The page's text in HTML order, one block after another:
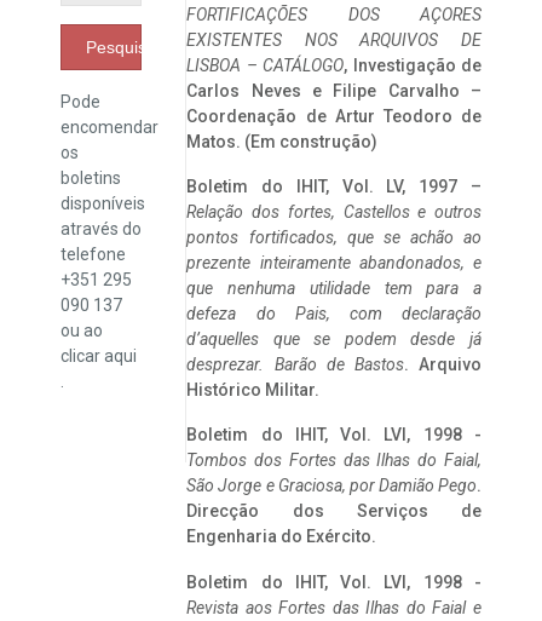
Pesquisar
Pode
encomendar
os
boletins
disponíveis
através do
telefone
+351 295
090 137
ou ao
clicaraqui
FORTIFICAÇÕES DOS AÇORES
EXISTENTES NOS ARQUIVOS DE
LISBOA – CATÁLOGO, Investigação de
Carlos Neves e Filipe Carvalho –
Coordenação de Artur Teodoro de
Matos. (Em construção)
Boletim do IHIT, Vol. LV, 1997 –
Relação dos fortes, Castellos e outros
pontos fortificados, que se achão ao
prezente inteiramente abandonados, e
que nenhuma utilidade tem para a
defeza do Pais, com declaração
d’aquelles que se podem desde já
desprezar. Barão de Bastos. Arquivo
Histórico Militar.
Boletim do IHIT, Vol. LVI, 1998 -
Tombos dos Fortes das Ilhas do Faial,
São Jorge e Graciosa, por Damião Pego.
Direcção dos Serviços de
Engenharia do Exército.
Boletim do IHIT, Vol. LVI, 1998 -
Revista aos Fortes das Ilhas do Faial e